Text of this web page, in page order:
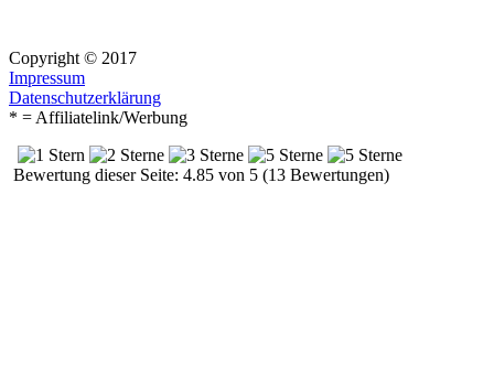
Copyright © 2017
Impressum
Datenschutzerklärung
* = Affiliatelink/Werbung
Bewertung dieser Seite: 4.85 von 5 (13 Bewertungen)